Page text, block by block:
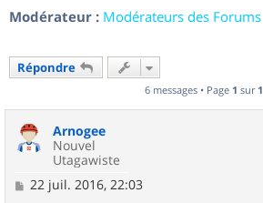
Modérateur : Modérateurs des Forums
Répondre
6 messages • Page 1 sur 1
Arnogee
Nouvel
Utagawiste
M
22 juil. 2016, 22:03